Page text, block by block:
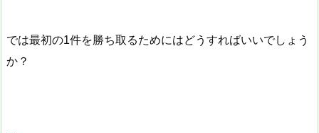
では最初の1件を勝ち取るためにはどうすればいいでしょう
か？